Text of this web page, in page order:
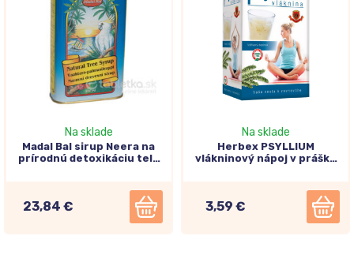
Na sklade
Madal Bal sirup Neera na
prírodnú detoxikáciu tela
23,84 €
Na sklade
Herbex PSYLLIUM
vlákninový nápoj v prášku
3,59 €